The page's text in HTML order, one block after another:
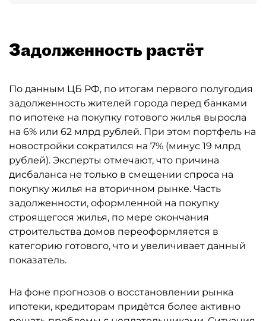
Задолженность растёт
По данным ЦБ РФ, по итогам первого полугодия
задолженность жителей города перед банками
по ипотеке на покупку готового жилья выросла
на 6% или 62 млрд рублей. При этом портфель на
новостройки сократился на 7% (минус 19 млрд
рублей). Эксперты отмечают, что причина
дисбаланса не только в смещении спроса на
покупку жилья на вторичном рынке. Часть
задолженности, оформленной на покупку
строящегося жилья, по мере окончания
строительства домов переоформляется в
категорию готового, что и увеличивает данный
показатель.
На фоне прогнозов о восстановлении рынка
ипотеки, кредиторам придётся более активно